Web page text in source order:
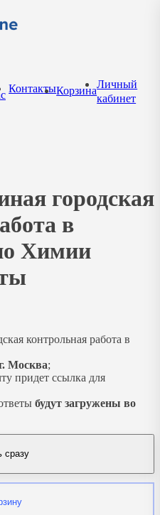
КонтактыКорзина
Личный
кабинет
городская
в
Химии
контрольная работа в
Москва;
придет ссылка для
будут загружены во
сразу